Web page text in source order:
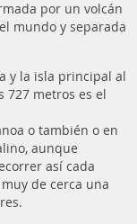
por un volcán
mundo y separada
y la isla principal al
727 metros es el
o también o en
aunque
así cada
de cerca una